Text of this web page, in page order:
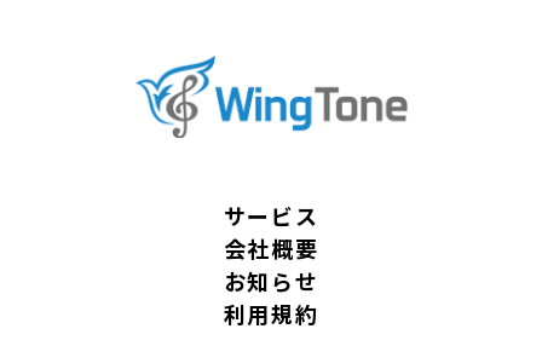
サービス
会社概要
お知らせ
利用規約